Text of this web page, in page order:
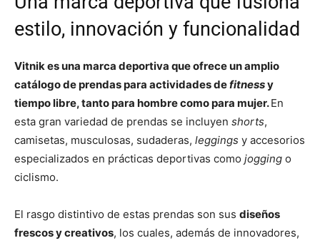
estilo, innovación y funcionalidad
Vitnik es una marca deportiva que ofrece un amplio
catálogo de prendas para actividades defitnessy
tiempo libre, tanto para hombre como para mujer.En
esta gran variedad de prendas se incluyen shorts,
camisetas, musculosas, sudaderas, leggings y accesorios
especializados en prácticas deportivas como jogging o
ciclismo.
El rasgo distintivo de estas prendas son sus diseños
frescos y creativos, los cuales, además de innovadores,